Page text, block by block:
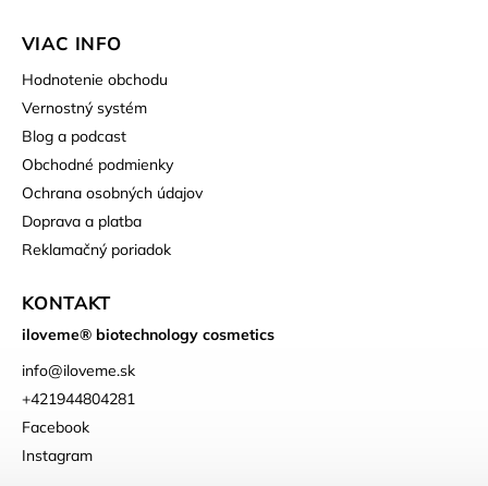
VIAC INFO
Hodnotenie obchodu
Vernostný systém
Blog a podcast
Obchodné podmienky
Ochrana osobných údajov
Doprava a platba
Reklamačný poriadok
KONTAKT
iloveme® biotechnology cosmetics
info@iloveme.sk
+421944804281
Facebook
Instagram